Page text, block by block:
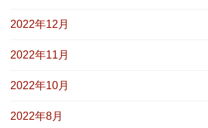
2022年12月
2022年11月
2022年10月
2022年8月